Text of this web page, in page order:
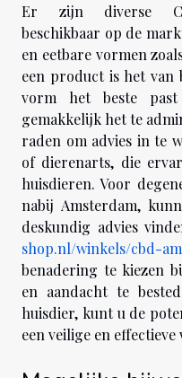
Er zijn diverse
beschikbaar op de
en eetbare vormen
een product is het van
vorm het beste
gemakkelijk het te
raden om advies in te
of dierenarts, die
huisdieren. Voor
nabij Amsterdam,
deskundig advies
shop.nl/winkels/cbd-
benadering te kiezen
en aandacht te
huisdier, kunt u de
een veilige en